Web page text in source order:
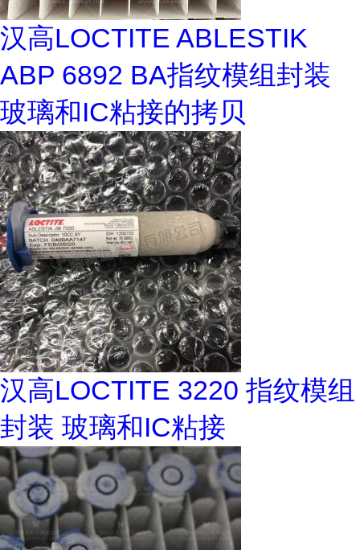
汉高LOCTITE ABLESTIK
ABP 6892 BA指纹模组封装
玻璃和IC粘接的拷贝
汉高LOCTITE 3220 指纹模组
封装 玻璃和IC粘接